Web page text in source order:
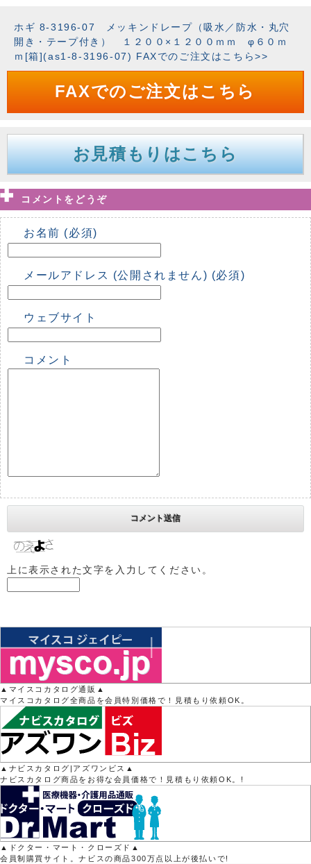
ホギ 8-3196-07 メッキンドレープ（吸水／防水・丸穴
開き・テープ付き） １２００×１２００ｍｍ φ６０ｍ
ｍ[箱](as1-8-3196-07) FAXでのご注文はこちら>>
FAXでのご注文はこちら
お見積もりはこちら
コメントをどうぞ
お名前 (必須)
メールアドレス (公開されません) (必須)
ウェブサイト
コメント
上に表示された文字を入力してください。
▲マイスコカタログ通販▲
マイスコカタログ全商品を会員特別価格で！見積もり依頼OK。
▲ナビスカタログ|アズワンビス▲
ナビスカタログ商品をお得な会員価格で！見積もり依頼OK。!
▲ドクター・マート・クローズド▲
会員制購買サイト。ナビスの商品300万点以上が後払いで!